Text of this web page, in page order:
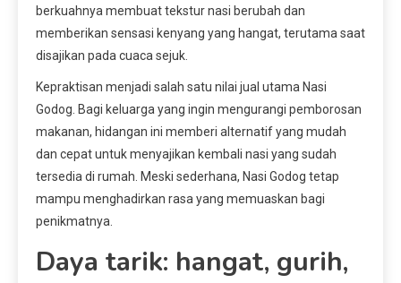
berkuahnya membuat tekstur nasi berubah dan
memberikan sensasi kenyang yang hangat, terutama saat
disajikan pada cuaca sejuk.
Kepraktisan menjadi salah satu nilai jual utama Nasi
Godog. Bagi keluarga yang ingin mengurangi pemborosan
makanan, hidangan ini memberi alternatif yang mudah
dan cepat untuk menyajikan kembali nasi yang sudah
tersedia di rumah. Meski sederhana, Nasi Godog tetap
mampu menghadirkan rasa yang memuaskan bagi
penikmatnya.
Daya tarik: hangat, gurih,